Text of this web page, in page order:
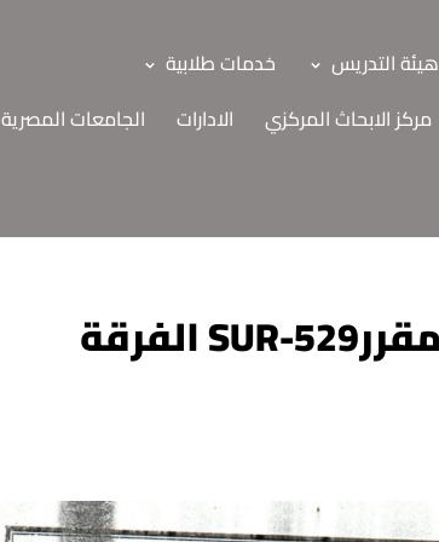
هيئة التدريس
خدمات طلابية
مركز الابحاث المركزي الادارات
الجامعات المصرية
موعد امتحان الاوسكي – دور ثاني مقررSUR-529 الفرقة